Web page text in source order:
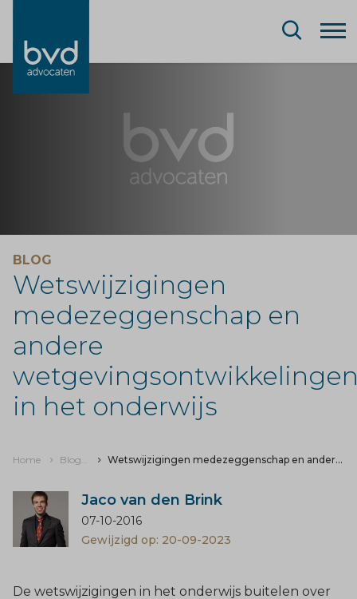
BLOG
Wetswijzigingen
medezeggenschap en
andere
in het onderwijs
Home Wetswijzigingen medezeggenschap en andere wetgevingsontwikkelingen in het onderwijs
Jaco van den Brink
07-10-2016
Gewijzigd op: 20-09-2023
De wetswijzigingen in het onderwijs buitelen over